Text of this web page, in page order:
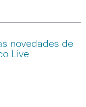
novedades de
Live